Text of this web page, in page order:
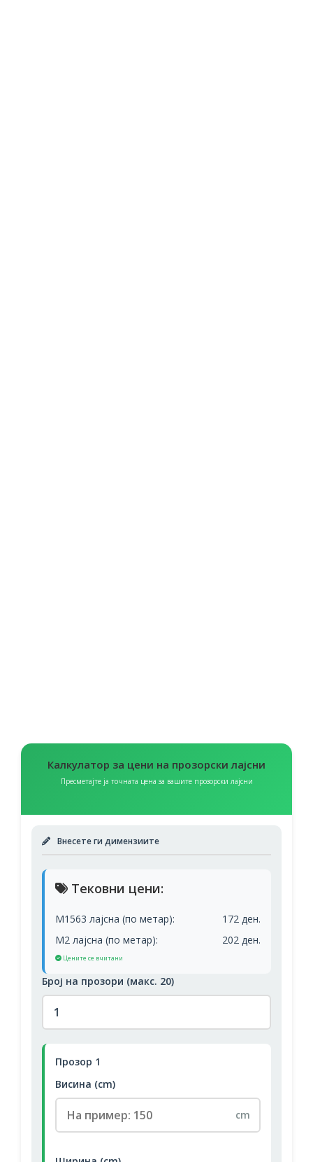
Калкулатор за цени на прозорски лајсни
Пресметајте ја точната цена за вашите прозорски лајсни
Внесете ги димензиите
Тековни цени:
М1563 лајсна (по метар):
172 ден.
М2 лајсна (по метар):
202 ден.
Цените се вчитани
Број на прозори (макс. 20)
Прозор 1
Висина (cm)
cm